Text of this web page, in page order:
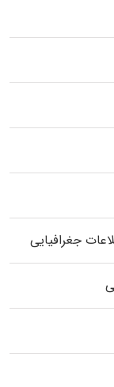
جغرافیایی